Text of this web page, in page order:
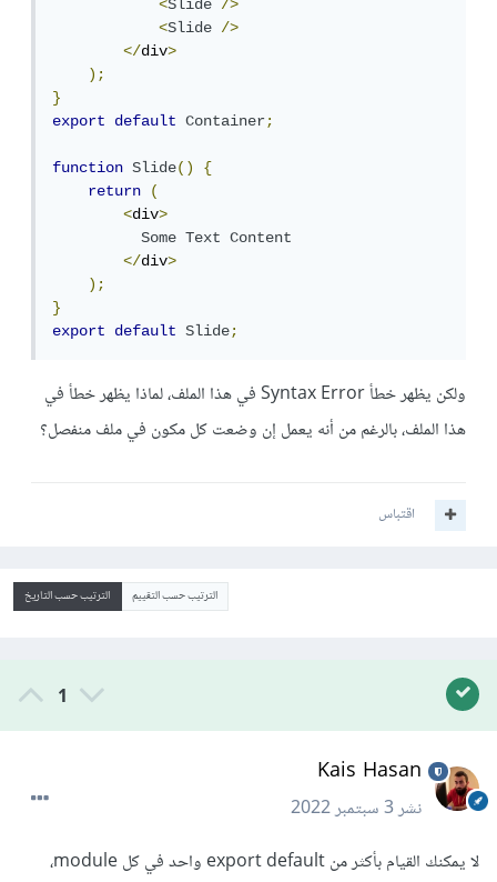
<Slide
/>
<Slide
/>
</div>
);
}
export
default Container;
function Slide()
{
return
(
<div>
Some
Text
Content
</div>
);
}
export
default Slide;
ولكن يظهر خطأ Syntax Error في هذا الملف، لماذا يظهر خطأ في
هذا الملف، بالرغم من أنه يعمل إن وضعت كل مكون في ملف منفصل؟
اقتباس
الترتيب حسب التقييم الترتيب حسب التاريخ
1
Kais Hasan
نشر3 سبتمبر 2022
لا يمكنك القيام بأكثر من export default واحد في كل module،